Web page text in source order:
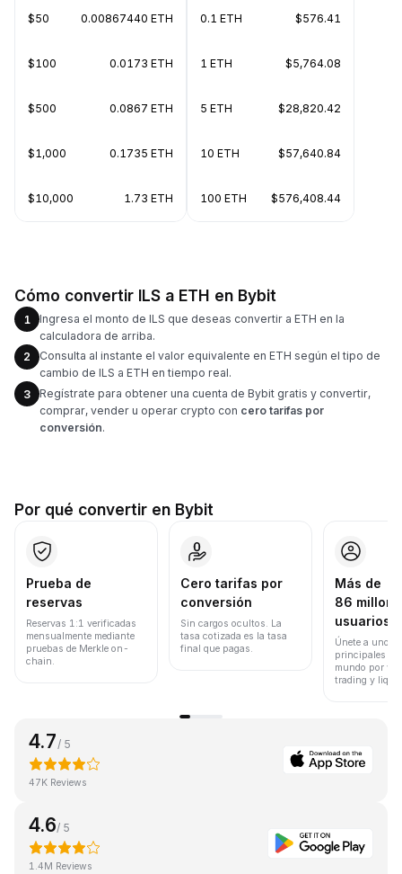
$50 0.00867440 ETH
$100 0.0173 ETH
$500 0.0867 ETH
$1,000 0.1735 ETH
$10,000 1.73 ETH
0.1 ETH $576.41
1 ETH $5,764.08
5 ETH $28,820.42
10 ETH $57,640.84
100 ETH $576,408.44
Cómo convertir ILS a ETH en Bybit
1
Ingresa el monto de ILS que deseas convertir a ETH en la
calculadora de arriba.
2
Consulta al instante el valor equivalente en ETH según el tipo de
cambio de ILS a ETH en tiempo real.
3
Regístrate para obtener una cuenta de Bybit gratis y convertir,
comprar, vender u operar crypto con cero tarifas por
conversión.
Por qué convertir en Bybit
Prueba de
reservas
Reservas 1:1 verificadas
mensualmente mediante
pruebas de Merkle on-
chain.
Cero tarifas por
conversión
Sin cargos ocultos. La
tasa cotizada es la tasa
final que pagas.
Más de
86
usuarios
Únete a uno
principales
mundo por
trading y
4.7 / 5
47K Reviews
4.6/ 5
1.4M Reviews